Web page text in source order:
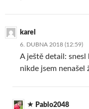
karel
6. DUBNA 2018 (12:59)
A ještě detail:
nikde jsem
Pablo2048